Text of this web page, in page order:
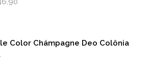
Color Chámpagne Deo Colônia